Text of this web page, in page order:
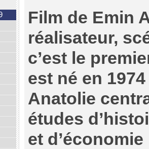
Film de Emin
réalisateur,
c’est le
est né en
Anatolie
études
et